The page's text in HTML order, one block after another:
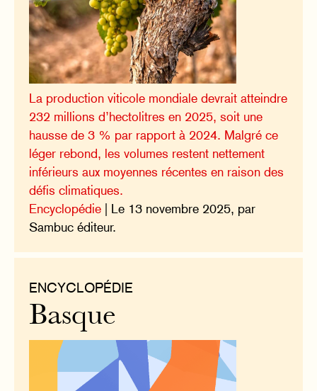
La production viticole mondiale devrait atteindre
232 millions d’hectolitres en 2025, soit une
hausse de 3 % par rapport à 2024. Malgré ce
léger rebond, les volumes restent nettement
inférieurs aux moyennes récentes en raison des
défis climatiques.
Encyclopédie | Le 13 novembre 2025, par
Sambuc éditeur.
ENCYCLOPÉDIE
Basque